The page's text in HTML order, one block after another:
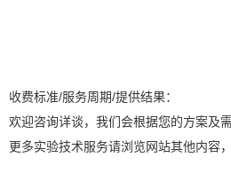
收费标准/服务周期/提供结果：
欢迎咨询详谈，我们会根据您的方案及
更多实验技术服务请浏览网站其他内容